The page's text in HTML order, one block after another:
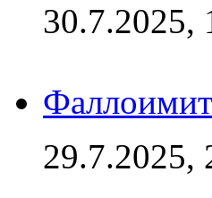
30.7.2025,
29.7.2025,